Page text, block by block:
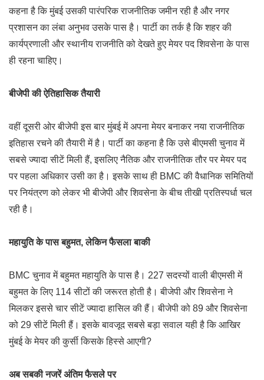
कहना है कि मुंबई उसकी पारंपरिक राजनीतिक जमीन रही है और नगर
प्रशासन का लंबा अनुभव उसके पास है। पार्टी का तर्क है कि शहर की
कार्यप्रणाली और स्थानीय राजनीति को देखते हुए मेयर पद शिवसेना के पास
ही रहना चाहिए।
बीजेपी की ऐतिहासिक तैयारी
वहीं दूसरी ओर बीजेपी इस बार मुंबई में अपना मेयर बनाकर नया राजनीतिक
इतिहास रचने की तैयारी में है। पार्टी का कहना है कि उसे बीएमसी चुनाव में
सबसे ज्यादा सीटें मिली हैं, इसलिए नैतिक और राजनीतिक तौर पर मेयर पद
पर पहला अधिकार उसी का है। इसके साथ ही BMC की वैधानिक समितियों
पर नियंत्रण को लेकर भी बीजेपी और शिवसेना के बीच तीखी प्रतिस्पर्धा चल
रही है।
महायुति के पास बहुमत, लेकिन फैसला बाकी
BMC चुनाव में बहुमत महायुति के पास है। 227 सदस्यों वाली बीएमसी में
बहुमत के लिए 114 सीटों की जरूरत होती है। बीजेपी और शिवसेना ने
मिलकर इससे चार सीटें ज्यादा हासिल की हैं। बीजेपी को 89 और शिवसेना
को 29 सीटें मिली हैं। इसके बावजूद सबसे बड़ा सवाल यही है कि आखिर
मुंबई के मेयर की कुर्सी किसके हिस्से आएगी?
अब सबकी नजरें अंतिम फैसले पर